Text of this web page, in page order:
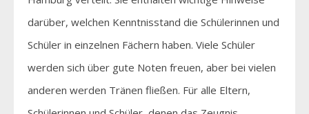
darüber, welchen Kenntnisstand die Schülerinnen und
Schüler in einzelnen Fächern haben. Viele Schüler
werden sich über gute Noten freuen, aber bei vielen
anderen werden Tränen fließen. Für alle Eltern,